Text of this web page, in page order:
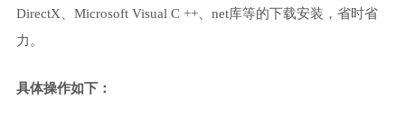
DirectX、Microsoft Visual C ++、net库等的下载安装，省时省
力。
具体操作如下：